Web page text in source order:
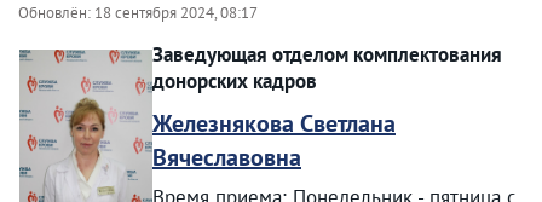
Обновлён: 18 сентября 2024, 08:17
Заведующая отделом комплектования
донорских кадров
Железнякова Светлана
Вячеславовна